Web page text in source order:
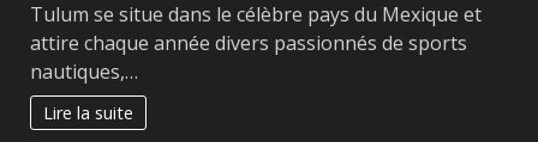
Tulum se situe dans le célèbre pays du Mexique et
attire chaque année divers passionnés de sports
nautiques,…
Lire la suite